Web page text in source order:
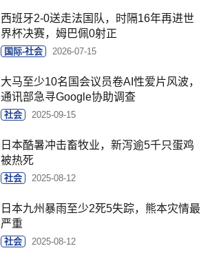
西班牙2-0送走法国队，时隔16年再进世
界杯决赛，姆巴佩0射正
国际-社会 2026-07-15
大马至少10名国会议员卷AI性爱片风波，
通讯部急寻Google协助调查
社会 2025-09-15
日本酷暑冲击畜牧业，新泻逾5千只蛋鸡
被热死
社会 2025-08-12
日本九州暴雨至少2死5失踪，熊本灾情最
严重
社会 2025-08-12